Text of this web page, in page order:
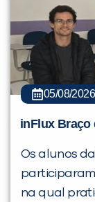
05/08/2026
inFlux Braço
Os alunos
participaram
na qual